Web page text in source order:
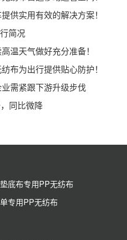
供实用有效的解决方案！
简况
温天气做好充分准备！
布为出行提供贴心防护！
需紧跟下游升级步伐
同比微降
底布专用PP无纺布
专用PP无纺布